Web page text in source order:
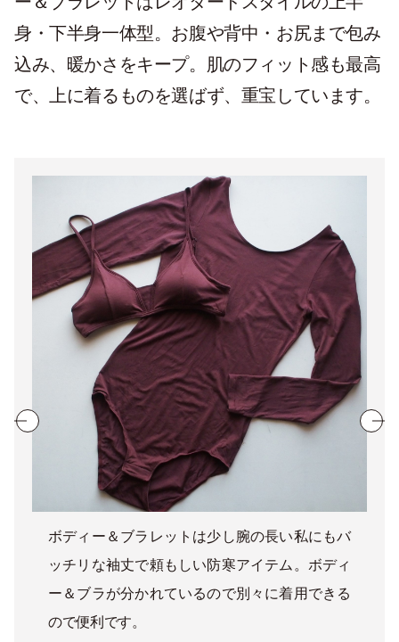
身・下半身一体型。お腹や背中・お尻まで包み
込み、暖かさをキープ。肌のフィット感も最高
で、上に着るものを選ばず、重宝しています。
ボディー＆ブラレットは少し腕の長い私にもバ
ッチリな袖丈で頼もしい防寒アイテム。ボディ
ー＆ブラが分かれているので別々に着用できる
ので便利です。